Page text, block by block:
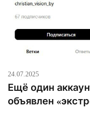
24.07.2025
Ещё один
объявлен